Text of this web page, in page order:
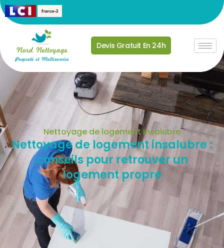
Devis Gratuit En 24h
Nettoyage de logement insalubre
Nettoyage de logement insalubre :
conseils pour retrouver un
logement propre